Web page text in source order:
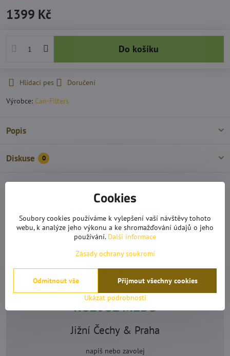
1399 Kč
Do košíku
Hlídací pes
Doručení
Výrobce: Can-Filters
Popis
Diskuse 0
OTEVÍRACÍ DOBA
Po-Čt 9°°-17°°
Pá 9°°-16:30
Pauza 12:30-13°°
ROZVOZ MEDU
Jižní Čechy & Praha
napiš nebo zavolej
Cookies
Soubory cookies používáme k vylepšení vaší návštěvy tohoto
webu, k analýze jeho výkonu a ke shromažďování údajů o jeho
používání. Další informace
Zásady ochrany soukromí
Ukázat podrobnosti
Přijmout všechny cookies
Odmítnout vše